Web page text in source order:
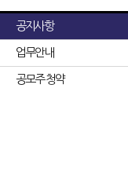
공지사항
업무안내
공모주 청약